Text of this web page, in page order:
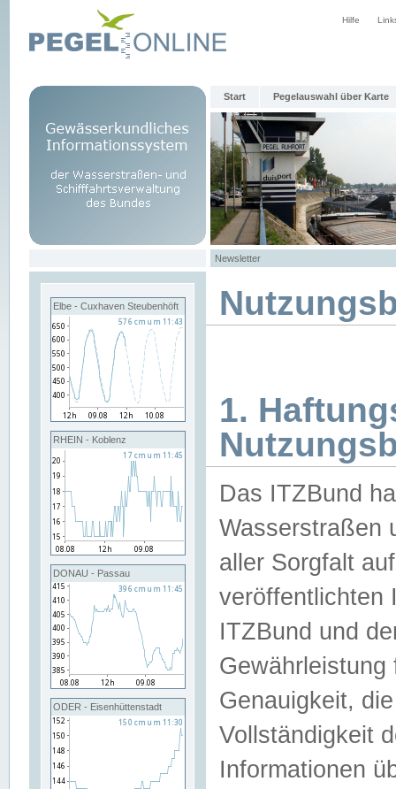
Hilfe
Start Pegelauswahl über Karte
Newsletter
Elbe - Cuxhaven Steubenhöft
RHEIN - Koblenz
DONAU - Passau
ODER - Eisenhüttenstadt
1.
Das ITZBund
Wasserstraßen
aller Sorgfalt
veröffentlichten
ITZBund und
Genauigkeit,
Vollständigkeit
Informationen